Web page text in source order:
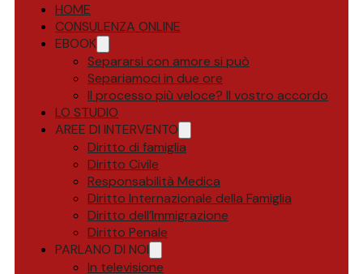
HOME
CONSULENZA ONLINE
EBOOK
Separarsi con amore si può
Separiamoci in due ore
Il processo più veloce? Il vostro accordo
LO STUDIO
AREE DI INTERVENTO
Diritto di famiglia
Diritto Civile
Responsabilità Medica
Diritto Internazionale della Famiglia
Diritto dell’Immigrazione
Diritto Penale
PARLANO DI NOI
In televisione